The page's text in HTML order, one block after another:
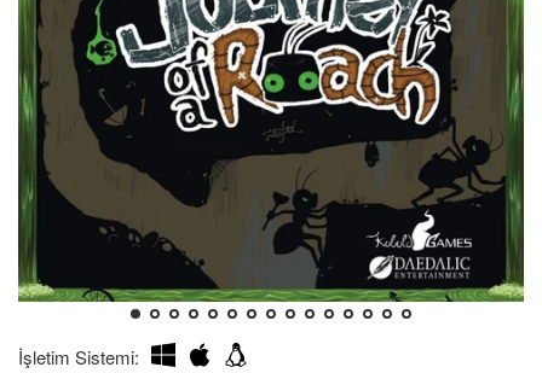
İşletim Sistemi: